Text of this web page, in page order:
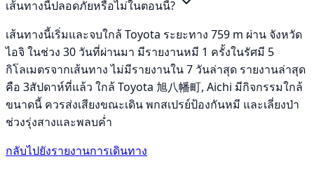
เส้นทางนี้ปลอดภัยหรือไม่ในตอนนี้?
เส้นทางนี้เริ่มและจบใกล้ Toyota ระยะทาง 759 m ผ่าน จังหวัด
ไอจิ ในช่วง 30 วันที่ผ่านมา มีรายงานหมี 1 ครั้งในรัศมี 5
กิโลเมตรจากเส้นทาง ไม่มีรายงานใน 7 วันล่าสุด รายงานล่าสุด
คือ 3สัปดาห์ที่แล้ว ใกล้ Toyota 旭八幡町, Aichi มีกิจกรรมใกล้
ขนาดนี้ ควรส่งเสียงขณะเดิน พกสเปรย์ป้องกันหมี และเลี่ยงป่า
ช่วงรุ่งสางและพลบค่ำ
กลับไปยังรายงานการเดินทาง